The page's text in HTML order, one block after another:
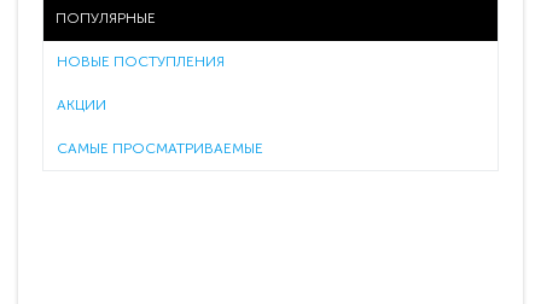
ПОПУЛЯРНЫЕ
НОВЫЕ ПОСТУПЛЕНИЯ
АКЦИИ
САМЫЕ ПРОСМАТРИВАЕМЫЕ